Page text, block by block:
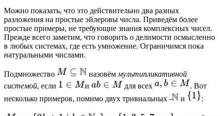
Можно показать, что это действительно два разных
разложения на простые эйлеровы числа. Приведём более
простые примеры, не требующие знания комплексных чисел.
Прежде всего заметим, что говорить о делимости осмысленно
в любых системах, где есть умножение. Ограничимся пока
натуральными числами.
Подмножество назовём мультипликативной
системой, если и для всех
. Вот
несколько примеров, помимо двух тривиальных -
и :